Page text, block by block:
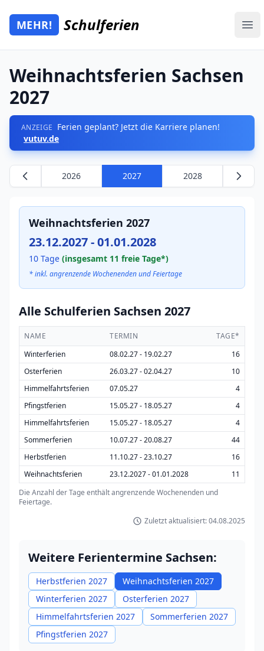
Zum Hauptinhalt springen
Mehr Schulferien
MEHR! Schulferien
Weihnachtsferien Sachsen
2027
ANZEIGE Ferien geplant? Jetzt die Karriere planen!
vutuv.de
2026 2027 2028
Weihnachtsferien 2027
23.12.2027 - 01.01.2028
10 Tage (insgesamt 11 freie Tage*)
* inkl. angrenzende Wochenenden und Feiertage
Alle Schulferien Sachsen 2027
NAME TERMIN
TAGE*
Winterferien
08.02.27 - 19.02.27
16
Osterferien
26.03.27 - 02.04.27
10
Himmelfahrtsferien
07.05.27
4
Pfingstferien
15.05.27 - 18.05.27
4
Himmelfahrtsferien
15.05.27 - 18.05.27
4
Sommerferien
10.07.27 - 20.08.27
44
Herbstferien
11.10.27 - 23.10.27
16
Weihnachtsferien
23.12.2027 - 01.01.2028
11
Die Anzahl der Tage enthält angrenzende Wochenenden und
Feiertage.
Zuletzt aktualisiert: 04.08.2025
Weitere Ferientermine Sachsen:
Herbstferien 2027
Weihnachtsferien 2027
Winterferien 2027
Osterferien 2027
Himmelfahrtsferien 2027
Sommerferien 2027
Pfingstferien 2027